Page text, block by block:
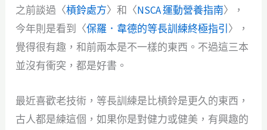
之前談過〈槓鈴處方〉和〈NSCA 運動營養指南〉，
今年則是看到〈保羅．韋德的等長訓練終極指引 〉，
覺得很有趣，和前兩本是不一樣的東西。不過這三本
並沒有衝突，都是好書。
最近喜歡老技術，等長訓練是比槓鈴是更久的東西，
古人都是練這個，如果你是對健力或健美，有興趣的